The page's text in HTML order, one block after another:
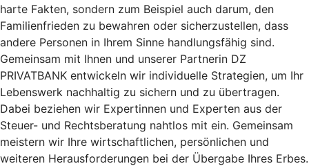
harte Fakten, sondern zum Beispiel auch darum, den
Familienfrieden zu bewahren oder sicherzustellen, dass
andere Personen in Ihrem Sinne handlungsfähig sind.
Gemeinsam mit Ihnen und unserer Partnerin DZ
PRIVATBANK entwickeln wir individuelle Strategien, um Ihr
Lebenswerk nachhaltig zu sichern und zu übertragen.
Dabei beziehen wir Expertinnen und Experten aus der
Steuer- und Rechtsberatung nahtlos mit ein. Gemeinsam
meistern wir Ihre wirtschaftlichen, persönlichen und
weiteren Herausforderungen bei der Übergabe Ihres Erbes.